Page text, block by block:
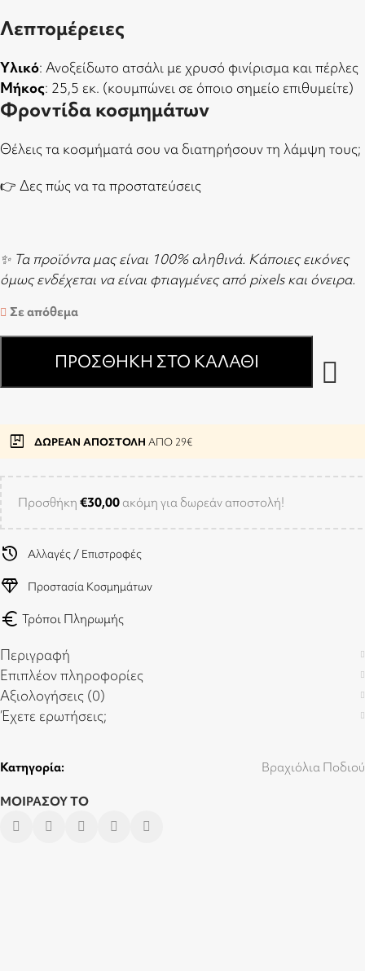
Λεπτομέρειες
Υλικό: Ανοξείδωτο ατσάλι με χρυσό φινίρισμα και πέρλες
Μήκος: 25,5 εκ. (κουμπώνει σε όποιο σημείο επιθυμείτε)
Φροντίδα κοσμημάτων
Θέλεις τα κοσμήματά σου να διατηρήσουν τη λάμψη τους;
👉 Δες πώς να τα προστατεύσεις
✨ Τα προϊόντα μας είναι 100% αληθινά. Κάποιες εικόνες
όμως ενδέχεται να είναι φτιαγμένες από pixels και όνειρα.
Σε απόθεμα
ΠΡΟΣΘΉΚΗ ΣΤΟ ΚΑΛΆΘΙ
package ΔΩΡΕΑΝ ΑΠΟΣΤΟΛΗ ΑΠΟ 29€
Προσθήκη €30,00 ακόμη για δωρεάν αποστολή!
history Αλλαγές / Επιστροφές
diamond Προστασία Κοσμημάτων
euro Τρόποι Πληρωμής
Περιγραφή
Επιπλέον πληροφορίες
Αξιολογήσεις (0)
Έχετε ερωτήσεις;
Κατηγορία: Βραχιόλια Ποδιού
ΜΟΙΡΑΣΟΥ ΤΟ